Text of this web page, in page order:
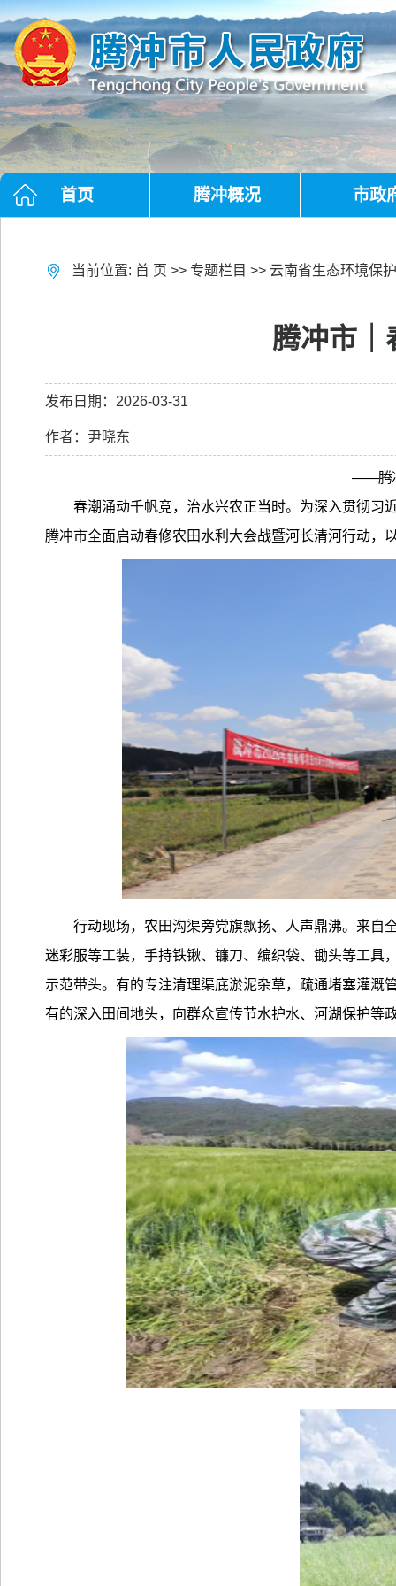
首页 腾冲概况 市政
当前位置: 首 页 >> 专题栏目 >> 云南省生态环境保
腾冲市｜
发布日期：2026-03-31
作者：尹晓东
——腾
春潮涌动千帆竞，治水兴农正当时。为深入贯彻习
腾冲市全面启动春修农田水利大会战暨河长清河行动，
行动现场，农田沟渠旁党旗飘扬、人声鼎沸。来自
迷彩服等工装，手持铁锹、镰刀、编织袋、锄头等工具
示范带头。有的专注清理渠底淤泥杂草，疏通堵塞灌溉
有的深入田间地头，向群众宣传节水护水、河湖保护等